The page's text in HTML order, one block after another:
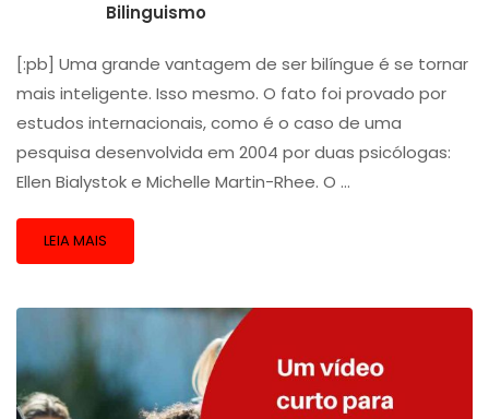
Bilinguismo
[:pb] Uma grande vantagem de ser bilíngue é se tornar
mais inteligente. Isso mesmo. O fato foi provado por
estudos internacionais, como é o caso de uma
pesquisa desenvolvida em 2004 por duas psicólogas:
Ellen Bialystok e Michelle Martin-Rhee. O …
LEIA MAIS